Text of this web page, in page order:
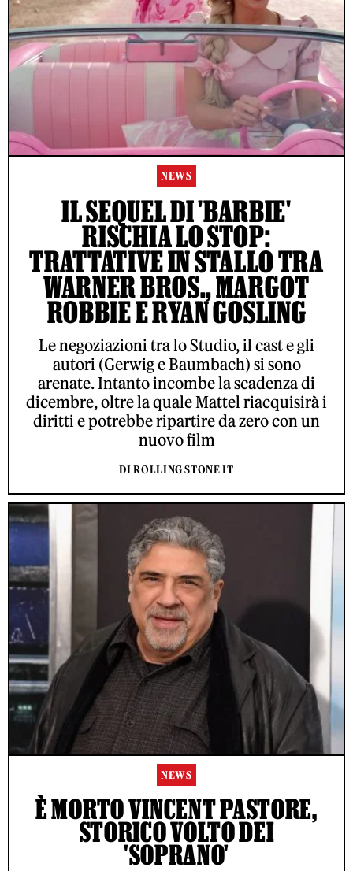
NEWS
IL SEQUEL DI 'BARBIE'
RISCHIA LO STOP:
TRATTATIVE IN STALLO TRA
WARNER BROS., MARGOT
ROBBIE E RYAN GOSLING
Le negoziazioni tra lo Studio, il cast e gli
autori (Gerwig e Baumbach) si sono
arenate. Intanto incombe la scadenza di
dicembre, oltre la quale Mattel riacquisirà i
diritti e potrebbe ripartire da zero con un
nuovo film
DI ROLLING STONE IT
NEWS
È MORTO VINCENT PASTORE,
STORICO VOLTO DEI
'SOPRANO'